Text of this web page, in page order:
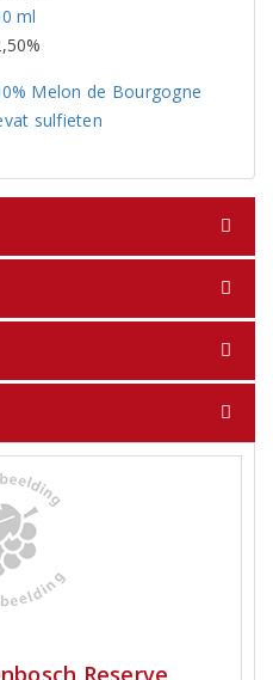
ml
Melon de Bourgogne
sulfieten
Reserve